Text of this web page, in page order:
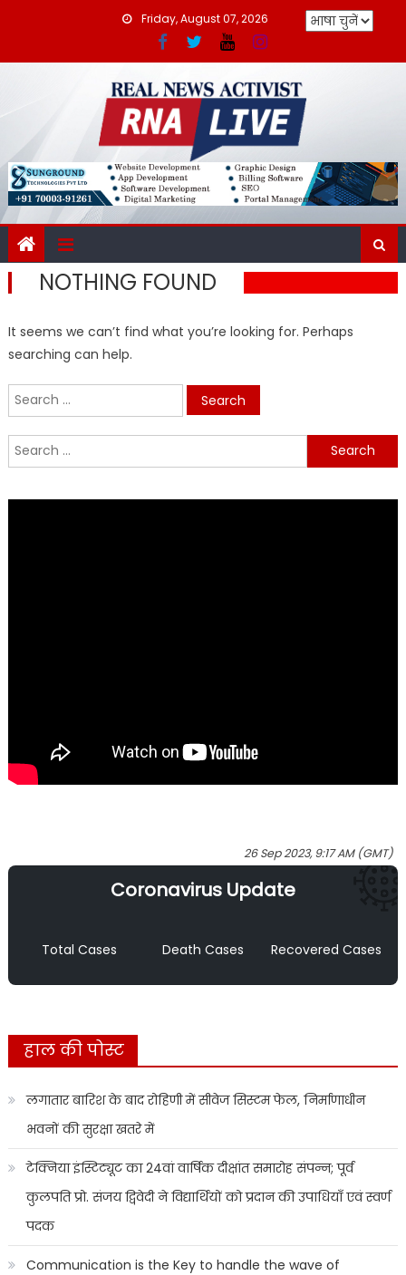
Friday, August 07, 2026
NOTHING FOUND
It seems we can’t find what you’re looking for. Perhaps
searching can help.
Search
for:
Search
for:
26 Sep 2023, 9:17 AM (GMT)
Coronavirus Update
Total Cases Death Cases Recovered Cases
हाल की पोस्ट
लगातार बारिश के बाद रोहिणी में सीवेज सिस्टम फेल, निर्माणाधीन
भवनों की सुरक्षा खतरे में
टेक्निया इंस्टिट्यूट का 24वां वार्षिक दीक्षांत समारोह संपन्न; पूर्व
कुलपति प्रो. संजय द्विवेदी ने विद्यार्थियों को प्रदान की उपाधियाँ एवं स्वर्ण
पदक
Communication is the Key to handle the wave of